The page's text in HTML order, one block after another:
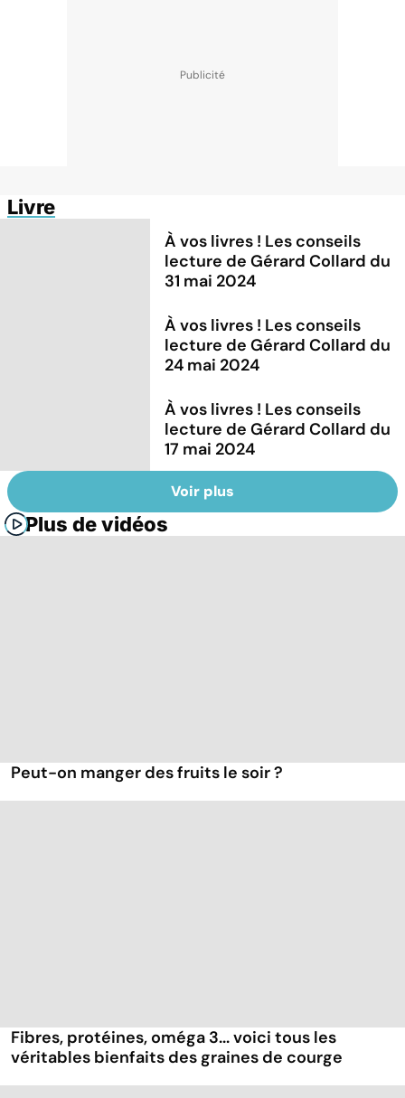
Livre
À vos livres ! Les conseils
lecture de Gérard Collard du
31 mai 2024
À vos livres ! Les conseils
lecture de Gérard Collard du
24 mai 2024
À vos livres ! Les conseils
lecture de Gérard Collard du
17 mai 2024
Voir plus
Plus de vidéos
Peut-on manger des fruits le soir ?
Fibres, protéines, oméga 3... voici tous les
véritables bienfaits des graines de courge